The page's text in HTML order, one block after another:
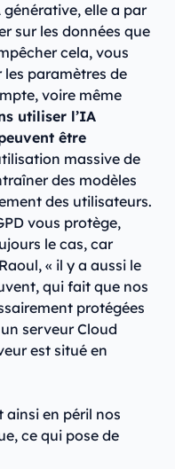
elle a par
sur les données que
cela, vous
paramètres de
voire même
utiliser l’IA
être
massive de
des modèles
des utilisateurs.
vous protège,
le cas, car
« il y a aussi le
qui fait que nos
protégées
serveur Cloud
est situé en
ainsi en péril nos
ce qui pose de